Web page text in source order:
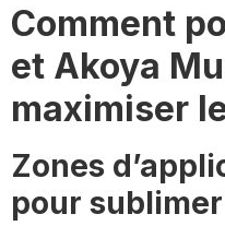
Comment
et Akoya
maximiser
Zones
pour